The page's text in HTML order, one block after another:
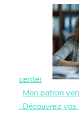
center
Mon patron
: Découvrez